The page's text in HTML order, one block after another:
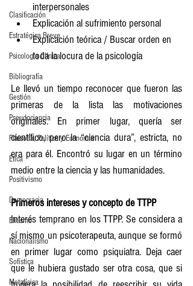
Clasificación
Estratégica Breve
Psicología Clínica
Bibliografía
Gestión
Pseudociencia
Filosofía, Política y Economía
Ética
Positivismo
Democracia
Elitismo
Nacionalismo
Sofística
Metafísica
interpersonales
Explicación al sufrimiento personal
Explicación teórica / Buscar orden en
toda la locura de la psicología
Le llevó un tiempo reconocer que fueron las
primeras de la lista las motivaciones
originales. En primer lugar, quería ser
científico, pero la “ciencia dura”, estricta, no
era para él. Encontró su lugar en un término
medio entre la ciencia y las humanidades.
Primeros intereses y concepto de TTPP
Interés temprano en los TTPP. Se considera a
sí mismo un psicoterapeuta, aunque se formó
en primer lugar como psiquiatra. Deja caer
que le hubiera gustado ser otra cosa, que si